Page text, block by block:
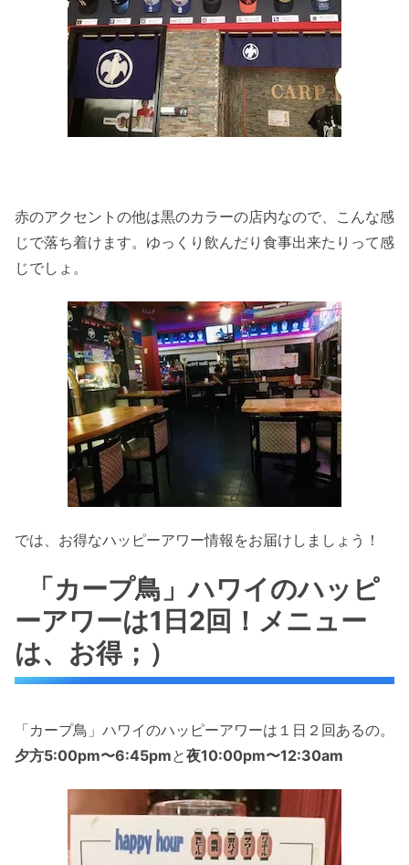
赤のアクセントの他は黒のカラーの店内なので、こんな感
じで落ち着けます。ゆっくり飲んだり食事出来たりって感
じでしょ。
では、お得なハッピーアワー情報をお届けしましょう！
「カープ鳥」ハワイのハッピ
ーアワーは1日2回！メニュー
は、お得；）
「カープ鳥」ハワイのハッピーアワーは１日２回あるの。
夕方5:00pm〜6:45pmと夜10:00pm〜12:30am